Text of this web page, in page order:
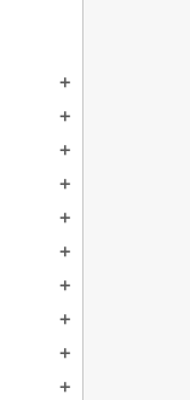
add
add
add
add
add
add
add
add
add
add